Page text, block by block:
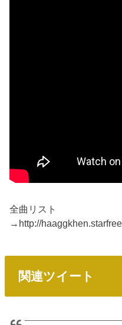
全曲リスト
→http://
関連ツイート